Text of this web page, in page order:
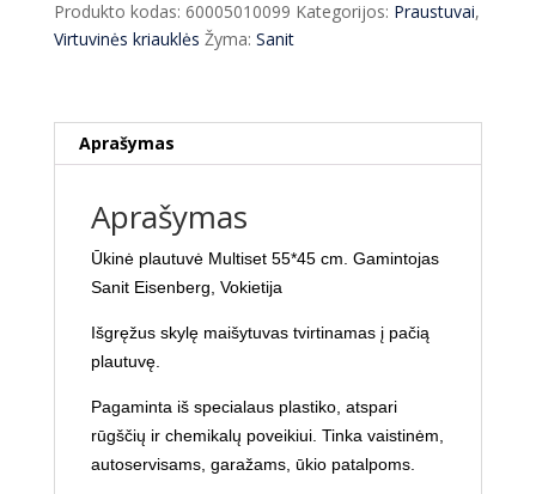
Produkto kodas: 60005010099 Kategorijos: Praustuvai,
Virtuvinės kriauklės Žyma: Sanit
Aprašymas
Aprašymas
Ūkinė plautuvė Multiset 55*45 cm. Gamintojas
Sanit Eisenberg, Vokietija
Išgręžus skylę maišytuvas tvirtinamas į pačią
plautuvę.
Pagaminta iš specialaus plastiko, atspari
rūgščių ir chemikalų poveikiui. Tinka vaistinėm,
autoservisams, garažams, ūkio patalpoms.